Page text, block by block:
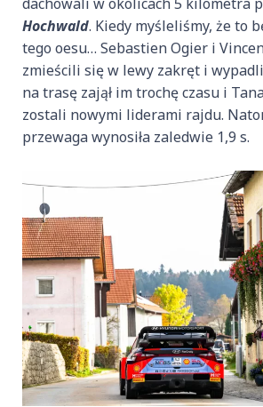
Hochwald. Kiedy myśleliśmy, że to
tego oesu… Sebastien Ogier i
zmieścili się w lewy zakręt i
na trasę zajął im trochę czasu i
zostali nowymi liderami rajdu.
przewaga wynosiła zaledwie 1,9 s.